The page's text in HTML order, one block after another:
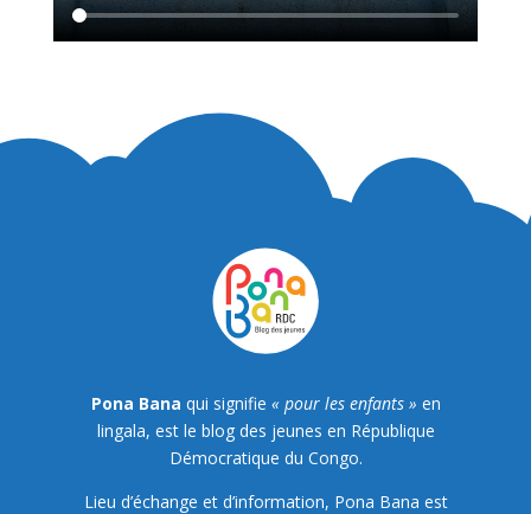
Pona Bana qui signifie « pour les enfants » en
lingala, est le blog des jeunes en République
Démocratique du Congo.
Lieu d’échange et d’information, Pona Bana est